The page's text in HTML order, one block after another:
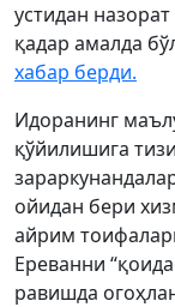
устидан
қадар амалда
хабар берди.
Идоранинг
қўйилишига
ойидан бери
айрим
Ереванни
равишда